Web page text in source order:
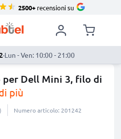
2500+recensioni su
·Lun - Ven: 10:00 - 21:00
per Dell Mini 3, filo di
più
Numero articolo: 201242